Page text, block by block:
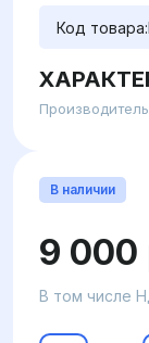
Код товара:
Производитель
В наличии
9 000
В том числе